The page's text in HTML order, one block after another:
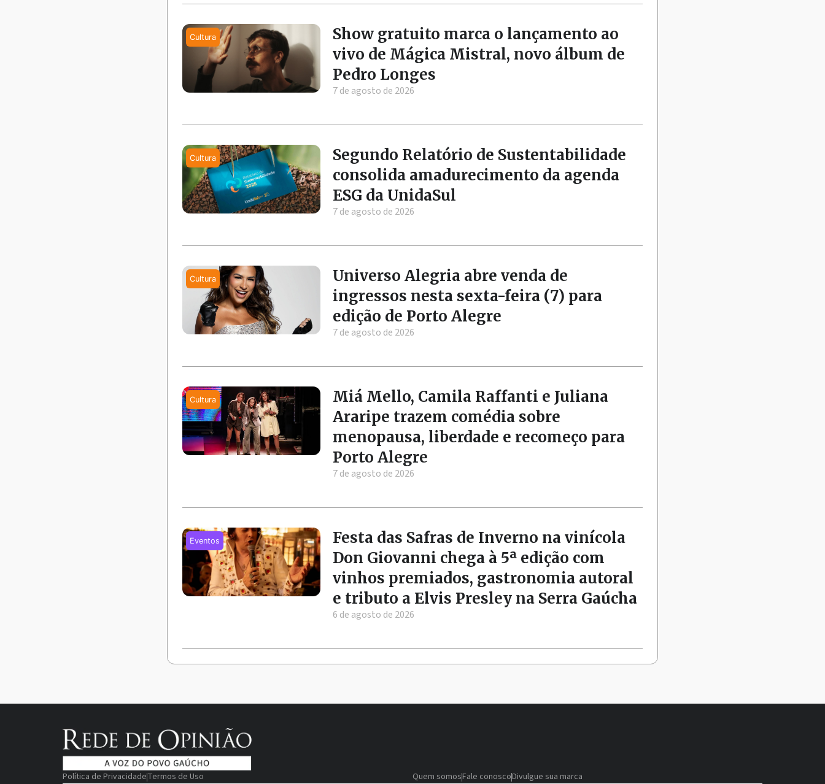
Show gratuito marca o lançamento ao
vivo de Mágica Mistral, novo álbum de
Pedro Longes
7 de agosto de 2026
Segundo Relatório de Sustentabilidade
consolida amadurecimento da agenda
ESG da UnidaSul
7 de agosto de 2026
Universo Alegria abre venda de
ingressos nesta sexta-feira (7) para
edição de Porto Alegre
7 de agosto de 2026
Miá Mello, Camila Raffanti e Juliana
Araripe trazem comédia sobre
menopausa, liberdade e recomeço para
Porto Alegre
7 de agosto de 2026
Festa das Safras de Inverno na vinícola
Don Giovanni chega à 5ª edição com
vinhos premiados, gastronomia autoral
e tributo a Elvis Presley na Serra Gaúcha
6 de agosto de 2026
Política de PrivacidadeTermos de Uso Quem somosFale conoscoDivulgue sua marca